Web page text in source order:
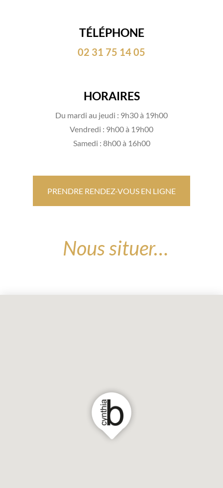
TÉLÉPHONE
02 31 75 14 05
HORAIRES
Du mardi au jeudi : 9h30 à 19h00
Vendredi : 9h00 à 19h00
Samedi : 8h00 à 16h00
PRENDRE RENDEZ-VOUS EN LIGNE
Nous situer…